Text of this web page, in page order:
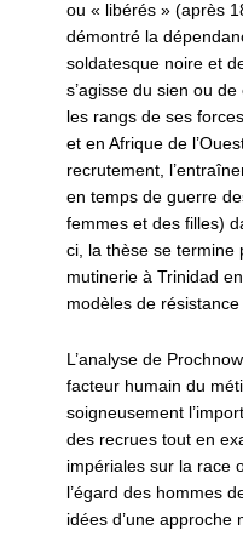
ou « libérés » (après
démontré la
soldatesque noire et
s’agisse du sien ou
les rangs de ses
et en Afrique de
recrutement,
en temps de guerre
femmes et des filles)
ci, la thèse se termine
mutinerie à Trinidad
modèles de résistance
L’analyse de
facteur humain du
soigneusement
des recrues tout en
impériales sur la race
l’égard des hommes
idées d’une approche